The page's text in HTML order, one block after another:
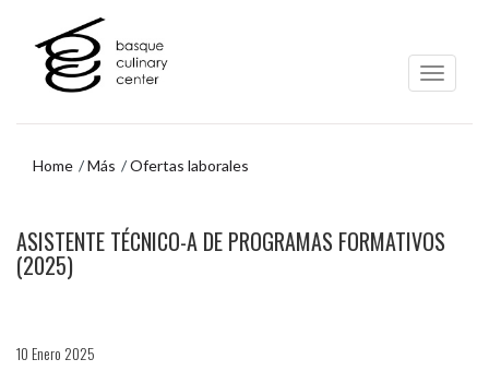
contenido
principal
navegación
Home Más Ofertas laborales
menú
ASISTENTE TÉCNICO-A DE PROGRAMAS FORMATIVOS
(2025)
10 Enero 2025